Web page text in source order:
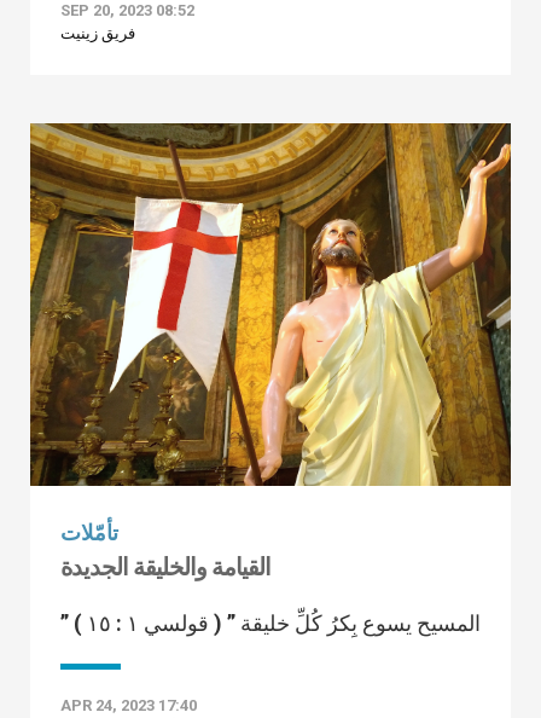
SEP 20, 2023 08:52
فريق زينيت
تأمّلات
القيامة والخليقة الجديدة
” المسيح يسوع بِكرُ كُلِّ خليقة ” ( قولسي ١ : ١٥ )
APR 24, 2023 17:40